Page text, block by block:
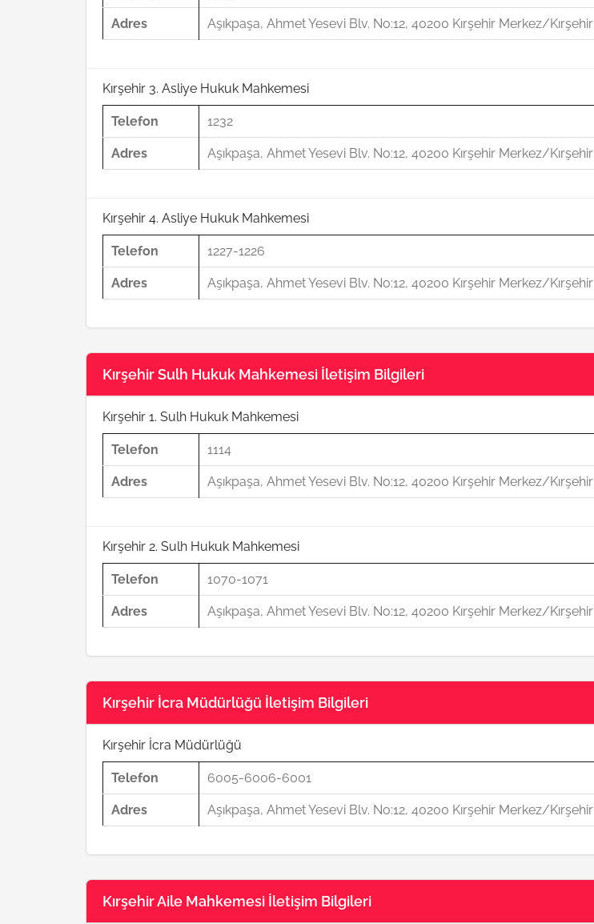
Adres Aşıkpaşa, Ahmet Yesevi Blv. No:12, 40200 Kırşehir Merkez/Kırşehir
Kırşehir 3. Asliye Hukuk Mahkemesi
Telefon 1232
Adres Aşıkpaşa, Ahmet Yesevi Blv. No:12, 40200 Kırşehir Merkez/Kırşehir
Kırşehir 4. Asliye Hukuk Mahkemesi
Telefon 1227-1226
Adres Aşıkpaşa, Ahmet Yesevi Blv. No:12, 40200 Kırşehir Merkez/Kırşehir
Kırşehir Sulh Hukuk Mahkemesi İletişim Bilgileri
Kırşehir 1. Sulh Hukuk Mahkemesi
Telefon 1114
Adres Aşıkpaşa, Ahmet Yesevi Blv. No:12, 40200 Kırşehir Merkez/Kırşehir
Kırşehir 2. Sulh Hukuk Mahkemesi
Telefon 1070-1071
Adres Aşıkpaşa, Ahmet Yesevi Blv. No:12, 40200 Kırşehir Merkez/Kırşehir
Kırşehir İcra Müdürlüğü İletişim Bilgileri
Kırşehir İcra Müdürlüğü
Telefon 6005-6006-6001
Adres Aşıkpaşa, Ahmet Yesevi Blv. No:12, 40200 Kırşehir Merkez/Kırşehir
Kırşehir Aile Mahkemesi İletişim Bilgileri